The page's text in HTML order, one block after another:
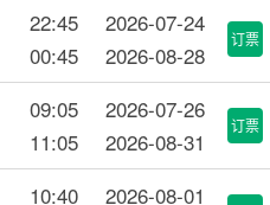
22:45
00:45
2026-07-24
2026-08-28
订票
09:05
11:05
2026-07-26
2026-08-31
订票
10:40 2026-08-01